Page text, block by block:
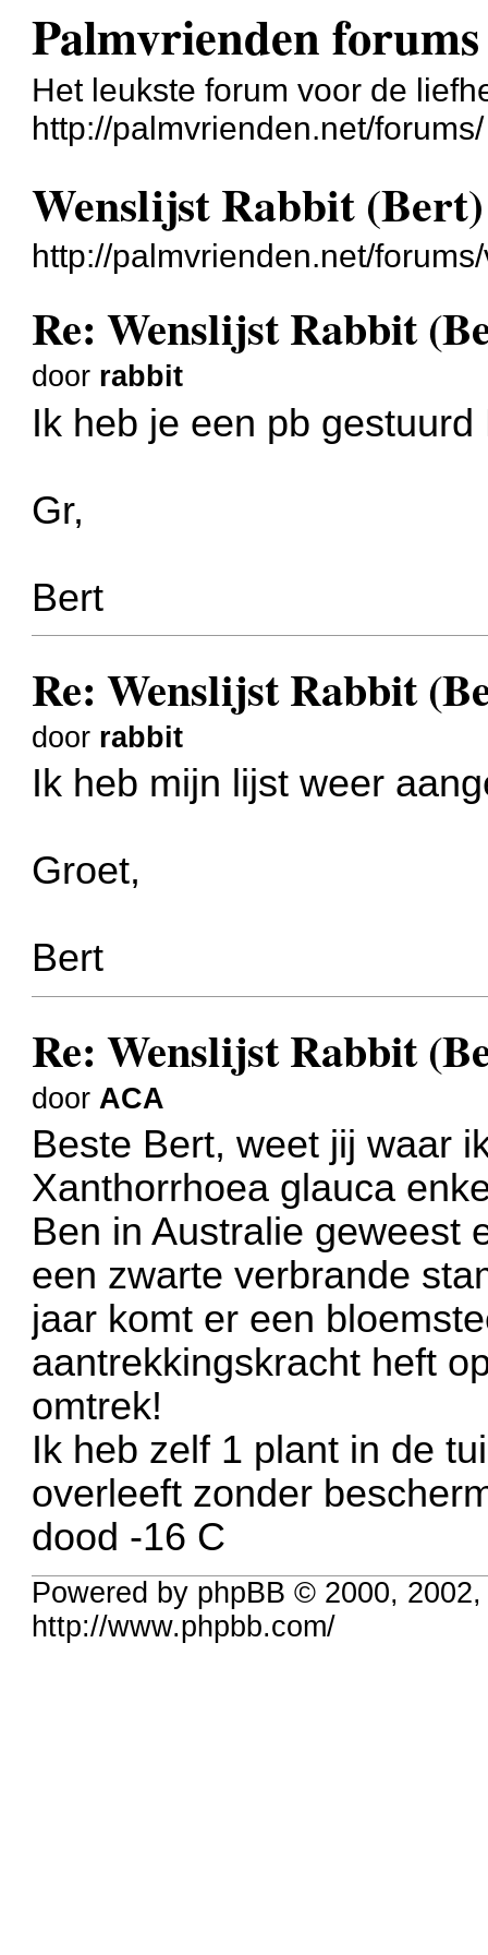
Palmvrienden forums
Het leukste forum voor de
http://palmvrienden.net/forums/
Wenslijst Rabbit (Bert)
http://palmvrienden.net/
Re: Wenslijst Rabbit
door rabbit
Ik heb je een pb gestuurd
Gr,
Bert
Re: Wenslijst Rabbit
door rabbit
Ik heb mijn lijst weer
Groet,
Bert
Re: Wenslijst Rabbit
door ACA
Beste Bert, weet jij waar
Xanthorrhoea glauca
Ben in Australie geweest
een zwarte verbrande
jaar komt er een
aantrekkingskracht heft
omtrek!
Ik heb zelf 1 plant in de
overleeft zonder
dood -16 C
Powered by phpBB © 2000,
http://www.phpbb.com/